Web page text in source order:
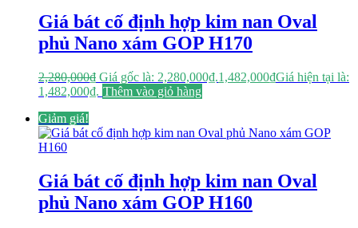
Giá bát cố định hợp kim nan Oval
phủ Nano xám GOP H170
2,280,000₫ Giá gốc là: 2,280,000₫.1,482,000₫Giá hiện tại là:
1,482,000₫. Thêm vào giỏ hàng
Giảm giá!
Giá bát cố định hợp kim nan Oval
phủ Nano xám GOP H160